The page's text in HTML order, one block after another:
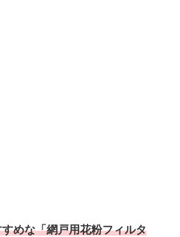
めな「網戸用花粉フィルタ